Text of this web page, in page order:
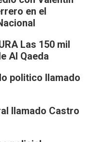
en el
Las 150 mil
Al Qaeda
politico llamado
llamado Castro